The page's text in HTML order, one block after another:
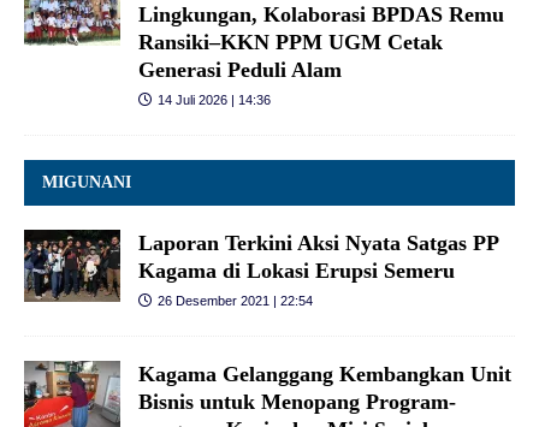
Lingkungan, Kolaborasi BPDAS Remu
Ransiki–KKN PPM UGM Cetak
Generasi Peduli Alam
14 Juli 2026 | 14:36
MIGUNANI
Laporan Terkini Aksi Nyata Satgas PP
Kagama di Lokasi Erupsi Semeru
26 Desember 2021 | 22:54
Kagama Gelanggang Kembangkan Unit
Bisnis untuk Menopang Program-